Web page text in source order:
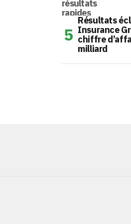
Résultats
Insurance
chiffre
milliard